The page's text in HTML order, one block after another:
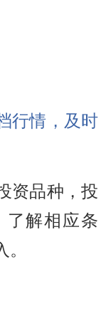
行情，及时
资品种，投
了解相应条